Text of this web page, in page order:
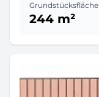
Grundstücksfläche
244 m²